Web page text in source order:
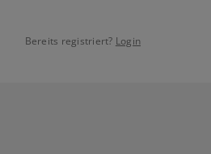
Bereits registriert? Login